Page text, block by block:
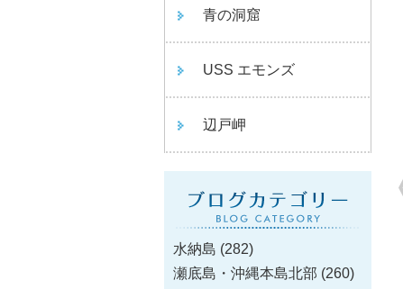
青の洞窟
USS エモンズ
辺戸岬
水納島 (282)
瀬底島・沖縄本島北部 (260)